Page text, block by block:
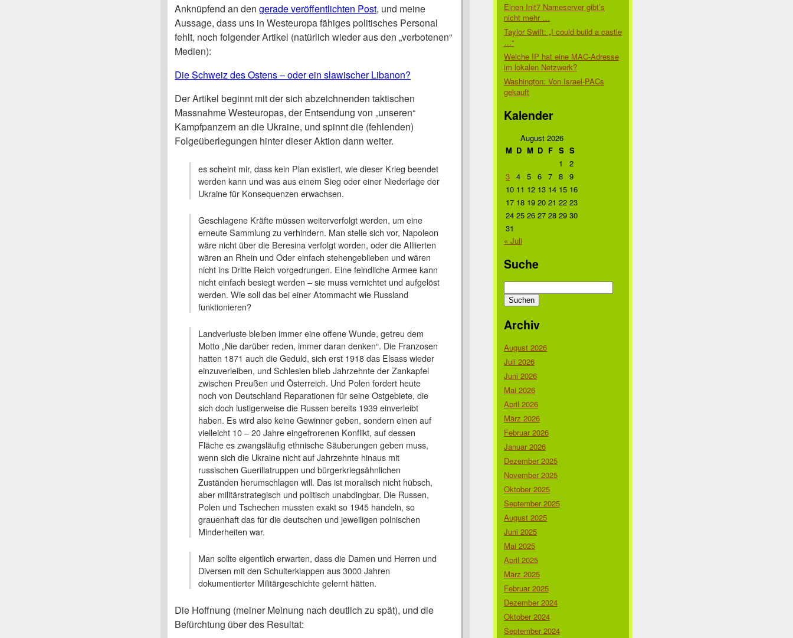
Anknüpfend an den gerade veröffentlichten Post, und meine
Aussage, dass uns in Westeuropa fähiges politisches Personal
fehlt, noch folgender Artikel (natürlich wieder aus den „verbotenen“
Medien):
Die Schweiz des Ostens – oder ein slawischer Libanon?
Der Artikel beginnt mit der sich abzeichnenden taktischen
Massnahme Westeuropas, der Entsendung von „unseren“
Kampfpanzern an die Ukraine, und spinnt die (fehlenden)
Folgeüberlegungen hinter dieser Aktion dann weiter.
es scheint mir, dass kein Plan existiert, wie dieser Krieg beendet
werden kann und was aus einem Sieg oder einer Niederlage der
Ukraine für Konsequenzen erwachsen.
Geschlagene Kräfte müssen weiterverfolgt werden, um eine
erneute Sammlung zu verhindern. Man stelle sich vor, Napoleon
wäre nicht über die Beresina verfolgt worden, oder die Alliierten
wären an Rhein und Oder einfach stehengeblieben und wären
nicht ins Dritte Reich vorgedrungen. Eine feindliche Armee kann
nicht einfach besiegt werden – sie muss vernichtet und aufgelöst
werden. Wie soll das bei einer Atommacht wie Russland
funktionieren?
Landverluste bleiben immer eine offene Wunde, getreu dem
Motto „Nie darüber reden, immer daran denken“. Die Franzosen
hatten 1871 auch die Geduld, sich erst 1918 das Elsass wieder
einzuverleiben, und Schlesien blieb Jahrzehnte der Zankapfel
zwischen Preußen und Österreich. Und Polen fordert heute
noch von Deutschland Reparationen für seine Ostgebiete, die
sich doch lustigerweise die Russen bereits 1939 einverleibt
haben. Es wird also keine Gewinner geben, sondern einen auf
vielleicht 10 – 20 Jahre eingefrorenen Konflikt, auf dessen
Fläche es zwangsläufig ethnische Säuberungen geben muss,
wenn sich die Ukraine nicht auf Jahrzehnte hinaus mit
russischen Guerillatruppen und bürgerkriegsähnlichen
Zuständen herumschlagen will. Das ist moralisch nicht hübsch,
aber militärstrategisch und politisch unabdingbar. Die Russen,
Polen und Tschechen mussten exakt so 1945 handeln, so
grauenhaft das für die deutschen und jeweiligen polnischen
Minderheiten war.
Man sollte eigentlich erwarten, dass die Damen und Herren und
Diversen mit den Schulterklappen aus 3000 Jahren
dokumentierter Militärgeschichte gelernt hätten.
Die Hoffnung (meiner Meinung nach deutlich zu spät), und die
Befürchtung über des Resultat:
Einen Init7 Nameserver gibt’s
nicht mehr …
Taylor Swift: „I could build a castle
…“
Welche IP hat eine MAC-Adresse
im lokalen Netzwerk?
Washington: Von Israel-PACs
gekauft
Kalender
August 2026
M D M D F S S
1
2
3 4 5 6 7 8 9
10 11 12 13 14 15 16
17 18 19 20 21 22 23
24 25 26 27 28 29 30
31
« Juli
Suche
nach:
Archiv
August 2026
Juli 2026
Juni 2026
Mai 2026
April 2026
März 2026
Februar 2026
Januar 2026
Dezember 2025
November 2025
Oktober 2025
September 2025
August 2025
Juni 2025
Mai 2025
April 2025
März 2025
Februar 2025
Dezember 2024
Oktober 2024
September 2024